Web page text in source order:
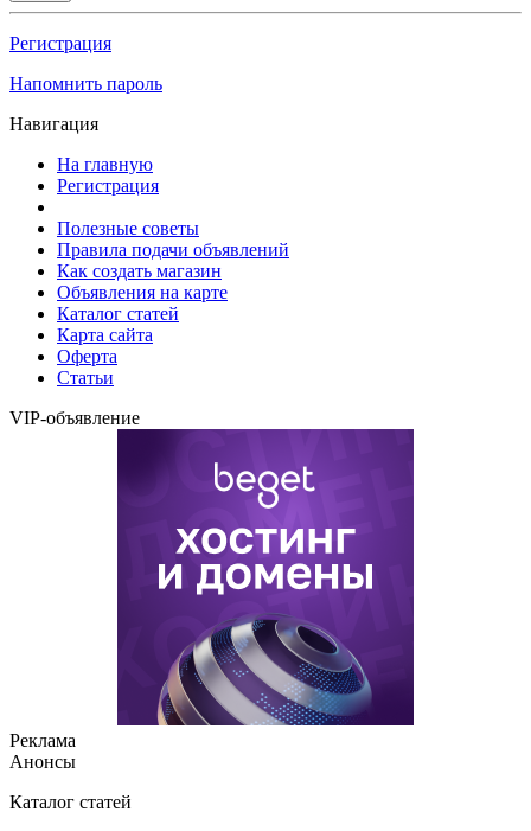
Регистрация
Напомнить пароль
Навигация
На главную
Регистрация
Полезные советы
Правила подачи объявлений
Как создать магазин
Объявления на карте
Каталог статей
Карта сайта
Оферта
Статьи
VIP-объявление
Реклама
Анонсы
Каталог статей